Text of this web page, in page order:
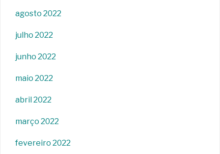
agosto 2022
julho 2022
junho 2022
maio 2022
abril 2022
março 2022
fevereiro 2022